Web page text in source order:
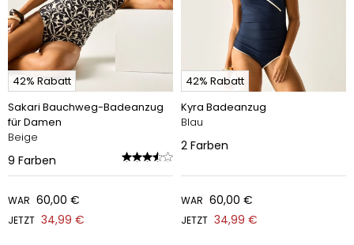
42% Rabatt
Sakari Bauchweg-Badeanzug
für Damen
Beige
9 Farben
WAR 60,00 €
JETZT 34,99 €
42% Rabatt
Kyra Badeanzug
Blau
2 Farben
WAR 60,00 €
JETZT 34,99 €